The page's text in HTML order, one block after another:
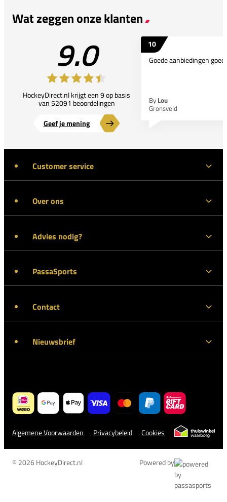
Wat zeggen onze klanten
9.0
HockeyDirect.nl krijgt een 9 op basis
van 52091 beoordelingen
Geef je mening
10
Goede aanbiedingen
By Lou
Gronsveld
Customer service
Over ons
Advies nodig?
PassaSports
Contact
Nieuwsbrief
Algemene Voorwaarden Privacybeleid Cookies
© 2026 HockeyDirect.nl Powered by